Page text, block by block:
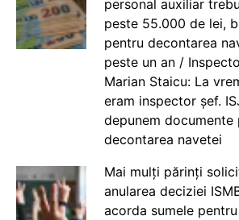
personal auxiliar
peste 55.000 de lei,
pentru decontarea
peste un an /
Marian Staicu: La
eram inspector șef.
depunem documente
decontarea navetei
Mai mulți părinți
anularea deciziei
acorda sumele